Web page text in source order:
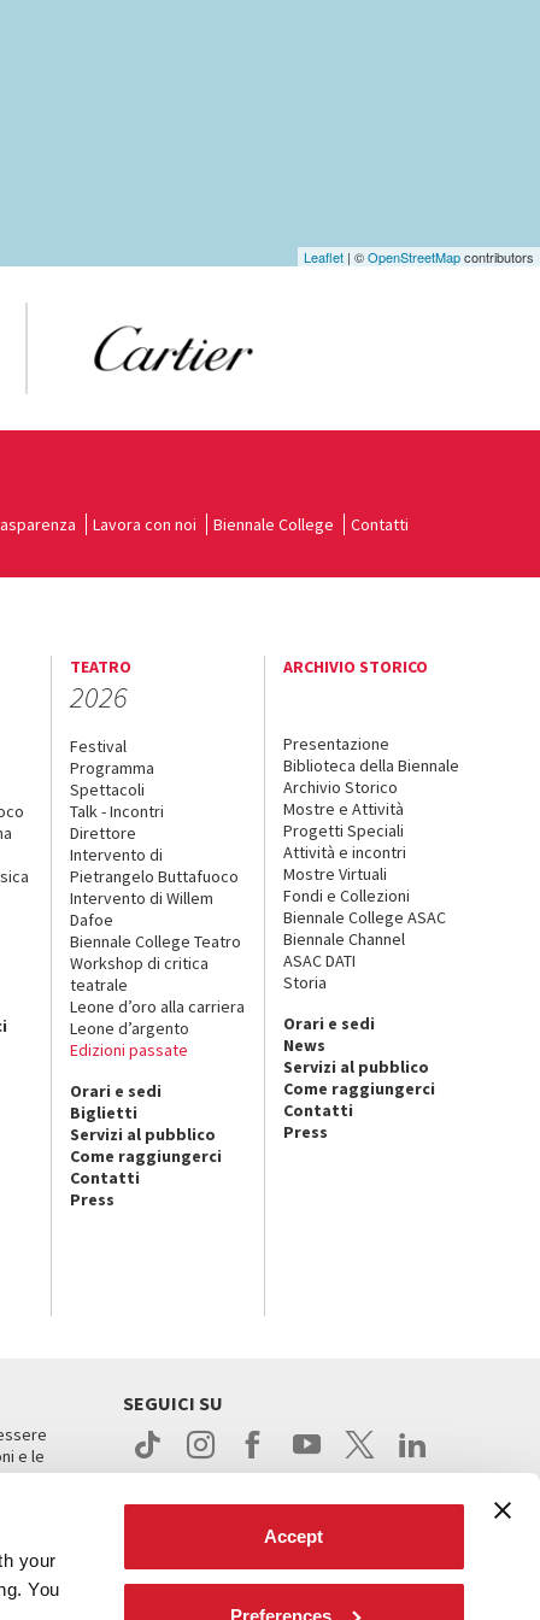
your
You
Accept
Preferences
Leaflet | ©OpenStreetMapcontributors
Lavora con noi Biennale College Contatti
TEATRO
2026
Festival
Programma
Spettacoli
Talk - Incontri
Direttore
Intervento di
Pietrangelo Buttafuoco
Intervento di Willem
Dafoe
Biennale College Teatro
Workshop di critica
teatrale
Leone d’oro alla carriera
Leone d’argento
Edizioni passate
Orari e sedi
Biglietti
Servizi al pubblico
Come raggiungerci
Contatti
Press
ARCHIVIO STORICO
Presentazione
Biblioteca della Biennale
Archivio Storico
Mostre e Attività
Progetti Speciali
Attività e incontri
Mostre Virtuali
Fondi e Collezioni
Biennale College ASAC
Biennale Channel
ASAC DATI
Storia
Orari e sedi
News
Servizi al pubblico
Come raggiungerci
Contatti
Press
e le
SEGUICI SU